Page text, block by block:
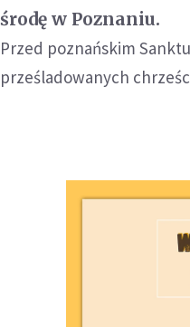
środę w Poznaniu.
Przed poznańskim
prześladowanych